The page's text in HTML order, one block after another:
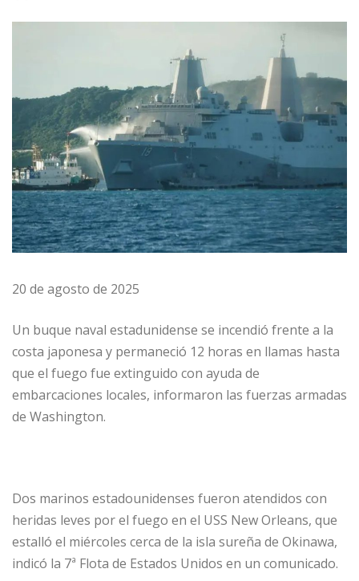
20 de agosto de 2025
Un buque naval estadunidense se incendió frente a la
costa japonesa y permaneció 12 horas en llamas hasta
que el fuego fue extinguido con ayuda de
embarcaciones locales, informaron las fuerzas armadas
de Washington.
Dos marinos estadounidenses fueron atendidos con
heridas leves por el fuego en el USS New Orleans, que
estalló el miércoles cerca de la isla sureña de Okinawa,
indicó la 7ª Flota de Estados Unidos en un comunicado.